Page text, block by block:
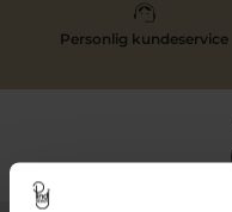
Personlig kundeservice